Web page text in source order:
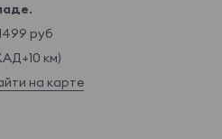
руб
км)
на карте